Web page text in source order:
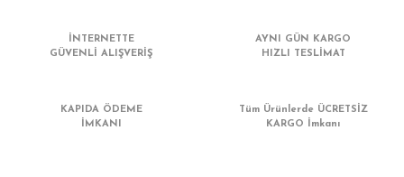
Ürün resmi kalitesiz, bozuk veya görüntülenemiyor.
Ürün bilgilerinde hatalar bulunuyor.
İNTERNETTE
GÜVENLİ ALIŞVERİŞ
AYNI GÜN KARGO
HIZLI TESLİMAT
KAPIDA ÖDEME
İMKANI
Tüm Ürünlerde ÜCRETSİZ
KARGO İmkanı